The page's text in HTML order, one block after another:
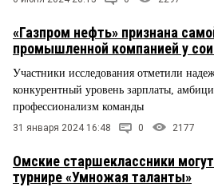
«Газпром нефть» признана
промышленной компанией у
Участники исследования отметили
конкурентный уровень зарплаты,
профессионализм команды
31 января 2024 16:48 0 2177
Омские старшеклассники
турнире «Умножая таланты»